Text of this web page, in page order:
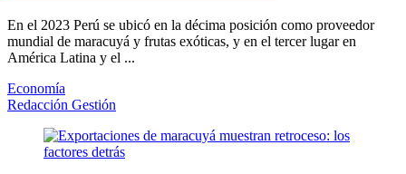
En el 2023 Perú se ubicó en la décima posición como proveedor
mundial de maracuyá y frutas exóticas, y en el tercer lugar en
América Latina y el ...
Economía
Redacción Gestión